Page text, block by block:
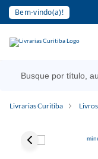
Bem-vindo(a)!
Livrarias Curitiba Livros